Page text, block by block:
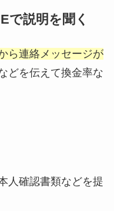
で説明を聞く
ら連絡メッセージが
どを伝えて換金率な
人確認書類などを提